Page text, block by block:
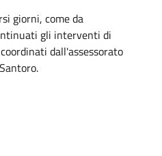
giorni, come da
gli interventi di
dall'assessorato